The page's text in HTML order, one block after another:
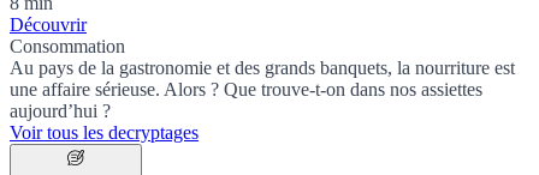
Découvrir
Consommation
Au pays de la gastronomie et des grands banquets, la nourriture est
une affaire sérieuse. Alors ? Que trouve-t-on dans nos assiettes
aujourd’hui ?
Voir tous les decryptages